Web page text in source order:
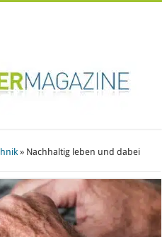
» Nachhaltig leben und dabei